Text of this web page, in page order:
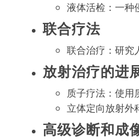
液体活检：一种
联合疗法
联合治疗：研究
放射治疗的进
质子疗法：使用
立体定向放射外
高级诊断和成